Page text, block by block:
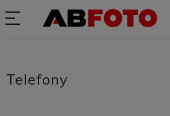
Telefony